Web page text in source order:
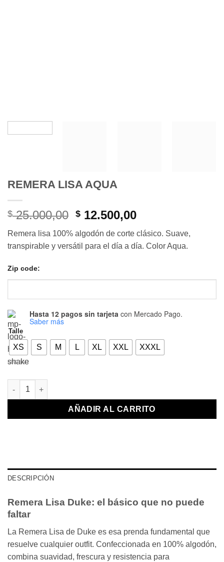
REMERA LISA AQUA
$25.000,00 El
precio
original
era:
$ 12.500,00El
precio
actual
es:
Remera lisa 100% algodón de corte clásico. Suave,
transpirable y versátil para el día a día. Color Aqua.
Zip code:
Hasta 12 pagos sin tarjeta con Mercado Pago.
Saber más
Talle
XS S M L XL XXL XXXL
LIMPIAR
REMERA LISA AQUA cantidad
AÑADIR AL CARRITO
DESCRIPCIÓN
Remera Lisa Duke: el básico que no puede
faltar
La Remera Lisa de Duke es esa prenda fundamental que
resuelve cualquier outfit. Confeccionada en 100% algodón,
combina suavidad, frescura y resistencia para